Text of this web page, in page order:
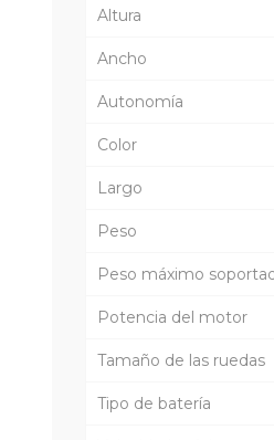
Altura
Ancho
Autonomía
Color
Largo
Peso
Peso máximo
Potencia del motor
Tamaño de las ruedas
Tipo de batería